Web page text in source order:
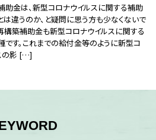
助金は、新型コロナウイルスに関する補助
違うのか、と疑問に思う方も少なくないで
構築補助金も新型コロナウイルスに関する
す。これまでの給付金等のように新型コ
の影 […]